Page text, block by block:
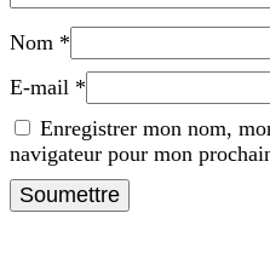
Nom *
E-mail *
Enregistrer mon nom,
navigateur pour mon